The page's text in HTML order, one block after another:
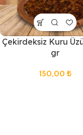
Çekirdeksiz Kuru
gr
150,00 ₺